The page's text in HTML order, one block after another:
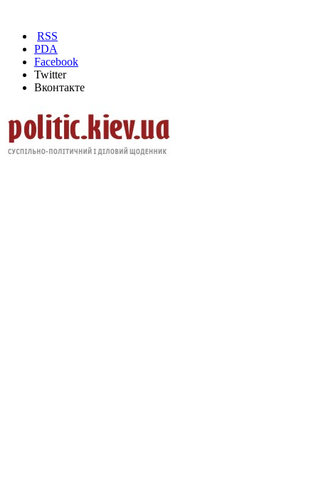
RSS
PDA
Facebook
Twitter
Вконтакте